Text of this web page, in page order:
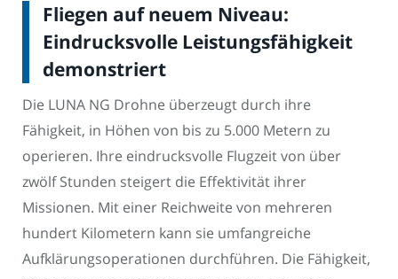
Fliegen auf neuem Niveau:
Eindrucksvolle Leistungsfähigkeit
demonstriert
Die LUNA NG Drohne überzeugt durch ihre
Fähigkeit, in Höhen von bis zu 5.000 Metern zu
operieren. Ihre eindrucksvolle Flugzeit von über
zwölf Stunden steigert die Effektivität ihrer
Missionen. Mit einer Reichweite von mehreren
hundert Kilometern kann sie umfangreiche
Aufklärungsoperationen durchführen. Die Fähigkeit,